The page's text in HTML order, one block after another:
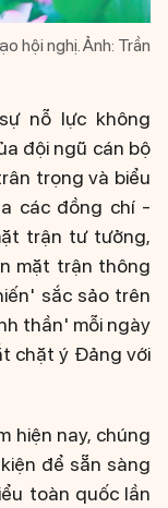
hội nghị. Ảnh: Trần
nỗ lực không
đội ngũ cán bộ
trọng và biểu
các đồng chí -
trận tư tưởng,
mặt trận thông
sắc sảo trên
thần' mỗi ngày
chặt ý Đảng với
hiện nay, chúng
để sẵn sàng
toàn quốc lần